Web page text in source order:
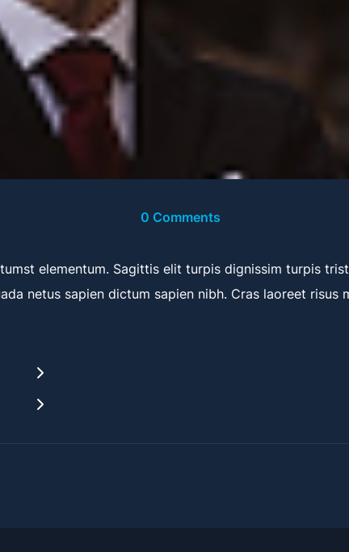
0 Comments
elementum. Sagittis elit turpis dignissim turpis
netus sapien dictum sapien nibh. Cras laoreet risus